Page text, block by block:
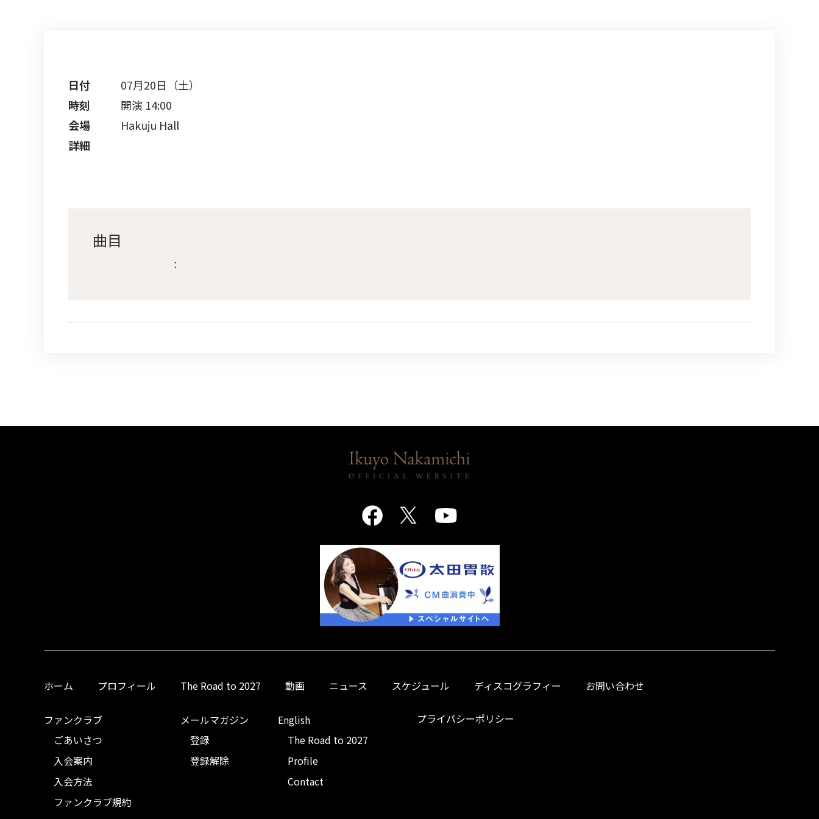
日付
07月20日（土）
時刻
開演 14:00
会場
Hakuju Hall
詳細
曲目
：
ホーム プロフィール The Road to 2027 動画 ニュース スケジュール ディスコグラフィー お問い合わせ
ファンクラブ
ごあいさつ
入会案内
入会方法
ファンクラブ規約
メールマガジン
登録
登録解除
English
The Road to 2027
Profile
Contact
プライバシーポリシー